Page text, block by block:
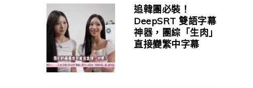
追韓團必裝！
DeepSRT 雙語字幕
神器，團綜「生肉」
直接變繁中字幕